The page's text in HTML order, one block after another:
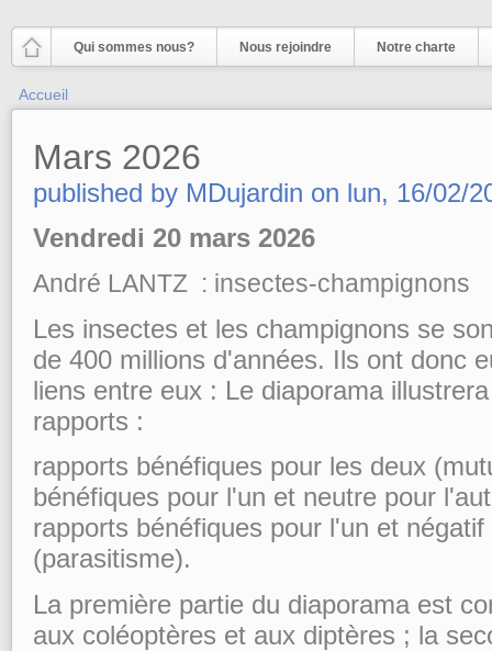
Qui sommes nous? Nous rejoindre Notre charte
Vous êtes ici
Accueil
Mars 2026
published by MDujardin on lun, 16/02/
Vendredi 20 mars 2026
André LANTZ : insectes-champignons
Les insectes et les champignons se
de 400 millions d'années. Ils ont donc
liens entre eux : Le diaporama
rapports :
rapports bénéfiques pour les deux
bénéfiques pour l'un et neutre pour
rapports bénéfiques pour l'un et
(parasitisme).
La première partie du diaporama est
aux coléoptères et aux diptères ; la